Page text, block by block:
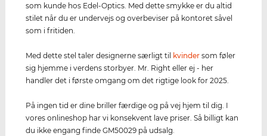
som kunde hos Edel-Optics. Med dette smykke er du altid
stilet når du er undervejs og overbeviser på kontoret såvel
som i fritiden.
Med dette stel taler designerne særligt til kvinder som føler
sig hjemme i verdens storbyer. Mr. Right eller ej - her
handler det i første omgang om det rigtige look for 2025.
På ingen tid er dine briller færdige og på vej hjem til dig. I
vores onlineshop har vi konsekvent lave priser. Så billigt kan
du ikke engang finde GM50029 på udsalg.